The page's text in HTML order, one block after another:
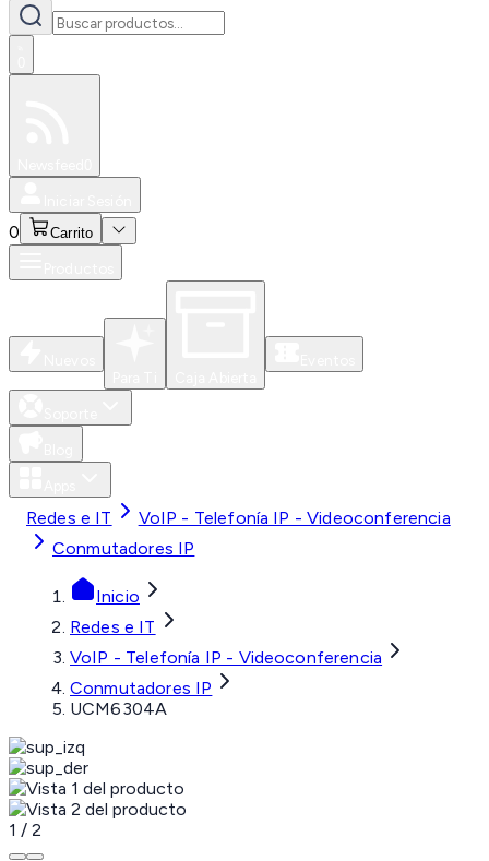
0 Carrito
Redes e IT
VoIP - Telefonía IP - Videoconferencia
Conmutadores IP
Inicio
Redes e IT
VoIP - Telefonía IP - Videoconferencia
Conmutadores IP
UCM6304A
1 / 2